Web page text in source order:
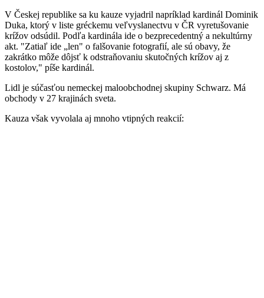
V Českej republike sa ku kauze vyjadril napríklad kardinál Dominik
Duka, ktorý v liste gréckemu veľvyslanectvu v ČR vyretušovanie
krížov odsúdil. Podľa kardinála ide o bezprecedentný a nekultúrny
akt. "Zatiaľ ide „len" o falšovanie fotografií, ale sú obavy, že
zakrátko môže dôjsť k odstraňovaniu skutočných krížov aj z
kostolov," píše kardinál.
Lidl je súčasťou nemeckej maloobchodnej skupiny Schwarz. Má
obchody v 27 krajinách sveta.
Kauza však vyvolala aj mnoho vtipných reakcií: